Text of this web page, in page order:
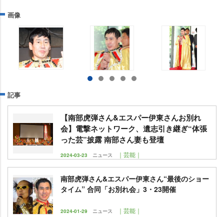
画像
記事
【南部虎弾さん&エスパー伊東さんお別れ
会】電撃ネットワーク、遺志引き継ぎ“体張
った芸”披露 南部さん妻も登壇
2024-03-23 ニュース ｜芸能｜
南部虎弾さん&エスパー伊東さん“最後のショー
タイム” 合同「お別れ会」3・23開催
2024-01-29 ニュース ｜芸能｜